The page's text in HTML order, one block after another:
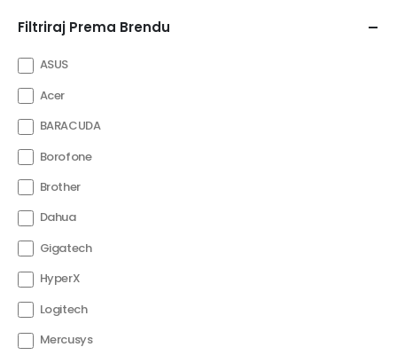
Filtriraj Prema Brendu
ASUS
Acer
BARACUDA
Borofone
Brother
Dahua
Gigatech
HyperX
Logitech
Mercusys